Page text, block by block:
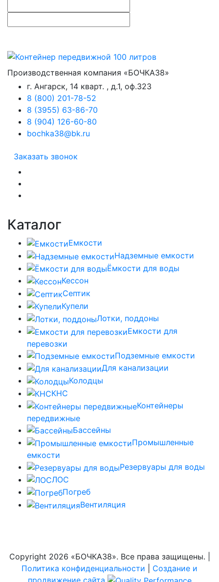
Производственная компания «БОЧКА38»
г. Ангарск, 14 кварт. , д.1, оф.323
8 (800) 201-78-52
8 (3955) 63-86-70
8 (904) 126-60-80
bochka38@bk.ru
Заказать звонок
Каталог
Емкости
Надземные емкости
Ёмкости для воды
Кессон
Септик
Купели
Лотки, поддоны
Емкости для
перевозки
Подземные емкости
Для канализации
Колодцы
КНС
Контейнеры
передвижные
Бассейны
Промышленные
емкости
Резервуары для воды
ЛОС
Погреб
Вентиляция
Copyright 2026 «БОЧКА38». Все права защищены. |
Политика конфиденциальности
Создание и
продвижение сайта